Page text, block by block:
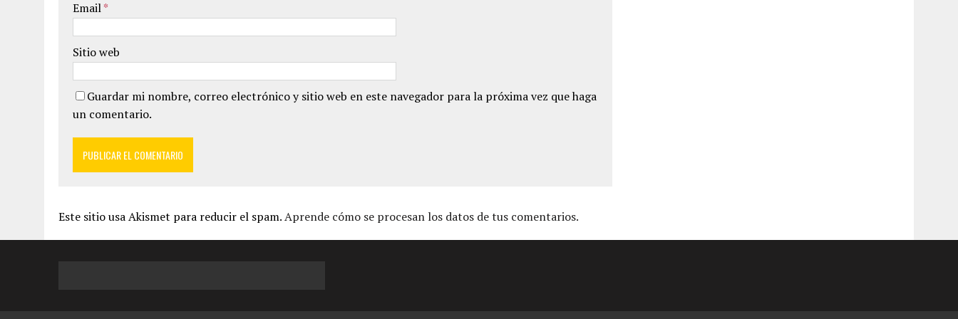
Email*
Sitio web
Guardar mi nombre, correo electrónico y sitio web en este navegador para la próxima vez que haga
un comentario.
Este sitio usa Akismet para reducir el spam.Aprende cómo se procesan los datos de tus comentarios.